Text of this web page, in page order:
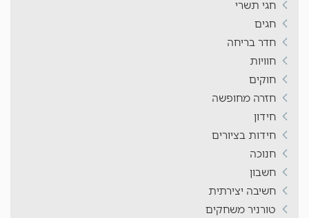
חגי תשרי
חגים
חדר בריחה
חוויות
חוקים
חזרה מחופשה
חידון
חידות בציורים
חנוכה
חשבון
חשיבה יצירתית
טורניר משחקים